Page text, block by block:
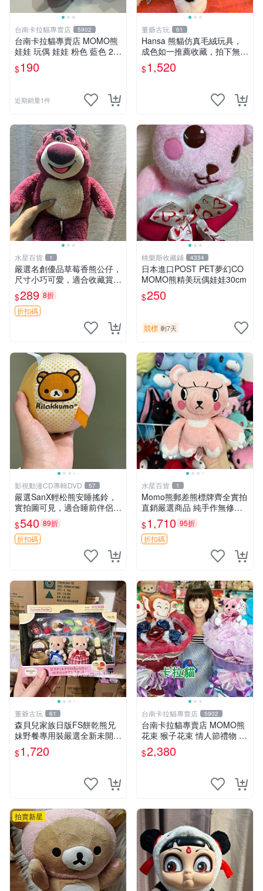
台南卡拉貓專賣店 5902
台南卡拉貓專賣店 MOMO熊
娃娃 玩偶 娃娃 粉色 藍色 2色
分售
$190
近期銷量1件
董爺古玩 61
Hansa 熊貓仿真毛絨玩具，
成色如一推薦收藏，拍下無疑
心 熊貓 毛絨玩具 收藏
$1,520
水星百貨 1
嚴選名創優品草莓香熊公仔，
尺寸小巧可愛，適合收藏賞玩
30cm 玩具 公仔 草莓熊
$289 8折
折扣碼
桃樂斯收藏鋪 4334
日本進口POST PET夢幻CO
MOMO熊精美玩偶娃娃30cm
$250
競標 剩7天
影視動漫CD專輯DVD 57
嚴選SanX輕松熊安睡搖鈴，
實拍圖可見，適合睡前伴侶，
Picks安撫好物 0325 懸吊 電
腦
$540 89折
折扣碼
水星百貨 1
Momo熊郵差熊標牌齊全實拍
直銷嚴選商品 純手作無修圖
可收藏 郵差熊 Momo熊 標牌
商品
$1,710 95折
折扣碼
董爺古玩 61
森貝兒家族日版FS餅乾熊兄
妹野餐專用裝嚴選全新未開
封，包含兩組大童款紙盒裝，
適合收藏與分享。 餅乾熊兄
$1,720
台南卡拉貓專賣店 5902
台南卡拉貓專賣店 MOMO熊
花束 猴子花束 情人節禮物 二
選一 可繡字 可今天寄明天到
$2,380
拍賣新星